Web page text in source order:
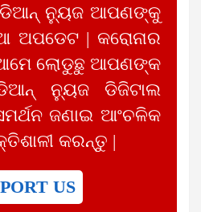
ନ୍ୟୁଜ ଆପଣଙ୍କୁ
ଅପଡେଟ | କରୋନାର
ଲୋଡୁଛୁ ଆପଣଙ୍କ
ନ୍ୟୁଜ ଡିଜିଟାଲ
ଜଣାଇ ଆଂଚଳିକ
କରନ୍ତୁ |
US